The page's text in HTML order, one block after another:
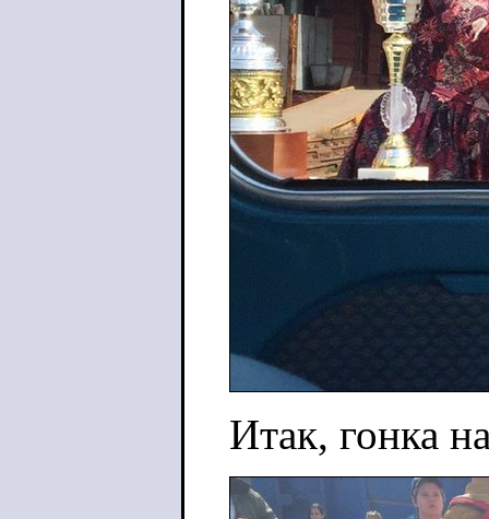
Итак, гонка